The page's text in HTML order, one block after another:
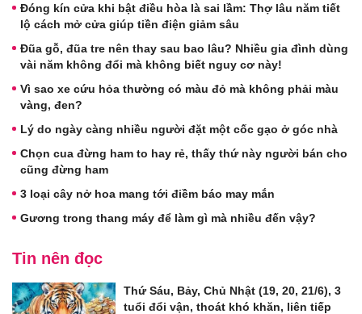
Đóng kín cửa khi bật điều hòa là sai lầm: Thợ lâu năm tiết
lộ cách mở cửa giúp tiền điện giảm sâu
Đũa gỗ, đũa tre nên thay sau bao lâu? Nhiều gia đình dùng
vài năm không đổi mà không biết nguy cơ này!
Vì sao xe cứu hỏa thường có màu đỏ mà không phải màu
vàng, đen?
Lý do ngày càng nhiều người đặt một cốc gạo ở góc nhà
Chọn cua đừng ham to hay rẻ, thấy thứ này người bán cho
cũng đừng ham
3 loại cây nở hoa mang tới điềm báo may mắn
Gương trong thang máy để làm gì mà nhiều đến vậy?
Tin nên đọc
Thứ Sáu, Bảy, Chủ Nhật (19, 20, 21/6), 3
tuổi đổi vận, thoát khó khăn, liên tiếp